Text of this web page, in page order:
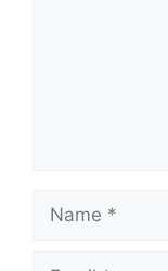
Name
Email